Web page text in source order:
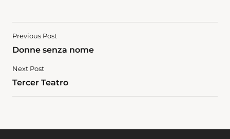
Previous Post
Donne senza nome
Next Post
Tercer Teatro